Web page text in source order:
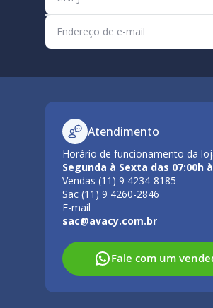
Atendimento
Horário de funcionamento da
Segunda à Sexta das 07:00h
Vendas (11) 9 4234-8185
Sac (11) 9 4260-2846
E-mail
sac@avacy.com.br
Fale com um